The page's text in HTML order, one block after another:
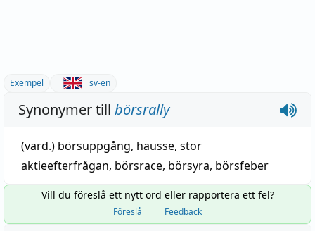
Exempel sv-en
Synonymer till börsrally
(vard.) börsuppgång, hausse, stor
aktieefterfrågan, börsrace, börsyra, börsfeber
Vill du föreslå ett nytt ord eller rapportera ett fel?
Föreslå Feedback